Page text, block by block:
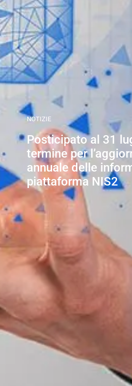
NOTIZIE
Posticipato al 31
termine per
annuale delle
piattaforma NIS2